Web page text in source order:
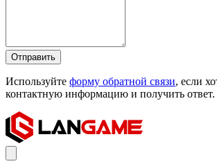
Отправить
Используйте форму обратной связи, если
контактную информацию и получить ответ.